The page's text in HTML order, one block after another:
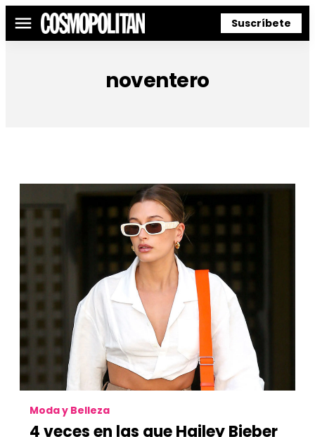
Menú Suscríbete
noventero
Moda y Belleza
4 veces en las que Hailey Bieber